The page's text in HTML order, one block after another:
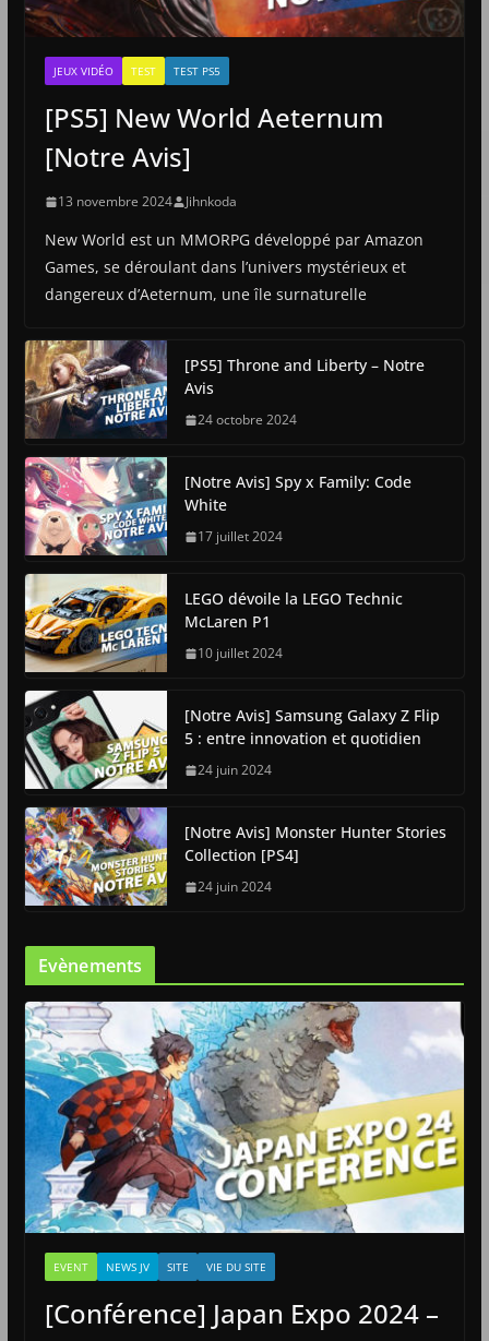
JEUX VIDÉO TEST TEST PS5
[PS5] New World Aeternum
[Notre Avis]
13 novembre 2024 Jihnkoda
New World est un MMORPG développé par Amazon
Games, se déroulant dans l’univers mystérieux et
dangereux d’Aeternum, une île surnaturelle
[PS5] Throne and Liberty – Notre
Avis
24 octobre 2024
[Notre Avis] Spy x Family: Code
White
17 juillet 2024
LEGO dévoile la LEGO Technic
McLaren P1
10 juillet 2024
[Notre Avis] Samsung Galaxy Z Flip
5 : entre innovation et quotidien
24 juin 2024
[Notre Avis] Monster Hunter Stories
Collection [PS4]
24 juin 2024
Evènements
EVENT NEWS JV SITE VIE DU SITE
[Conférence] Japan Expo 2024 –